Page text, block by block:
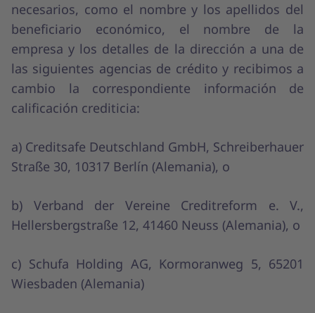
necesarios, como el nombre y los apellidos del
beneficiario económico, el nombre de la
empresa y los detalles de la dirección a una de
las siguientes agencias de crédito y recibimos a
cambio la correspondiente información de
calificación crediticia:
a) Creditsafe Deutschland GmbH, Schreiberhauer
Straße 30, 10317 Berlín (Alemania), o
b) Verband der Vereine Creditreform e. V.,
Hellersbergstraße 12, 41460 Neuss (Alemania), o
c) Schufa Holding AG, Kormoranweg 5, 65201
Wiesbaden (Alemania)